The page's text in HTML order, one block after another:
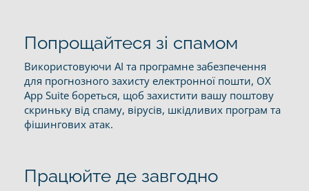
Попрощайтеся зі спамом
Використовуючи AI та програмне забезпечення
для прогнозного захисту електронної пошти, OX
App Suite бореться, щоб захистити вашу поштову
скриньку від спаму, вірусів, шкідливих програм та
фішингових атак.
Працюйте де завгодно